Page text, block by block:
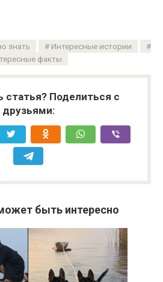
знать
Интересные истории
факты
статья? Поделиться с
друзьями:
быть интересно